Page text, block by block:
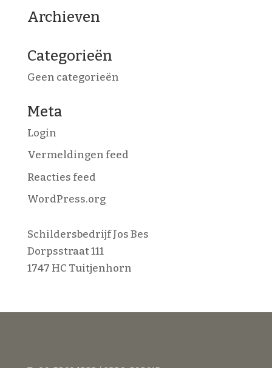
Archieven
Categorieën
Geen categorieën
Meta
Login
Vermeldingen feed
Reacties feed
WordPress.org
Schildersbedrijf Jos Bes
Dorpsstraat 111
1747 HC Tuitjenhorn